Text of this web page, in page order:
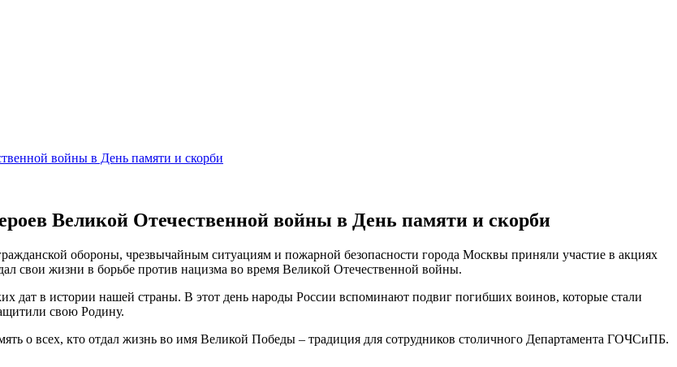
войны в День памяти и скорби
Великой Отечественной войны в День памяти и скорби
обороны, чрезвычайным ситуациям и пожарной безопасности города Москвы приняли участие в акциях
свои жизни в борьбе против нацизма во время Великой Отечественной войны.
дат в истории нашей страны. В этот день народы России вспоминают подвиг погибших воинов, которые стали
свою Родину.
о всех, кто отдал жизнь во имя Великой Победы – традиция для сотрудников столичного Департамента ГОЧСиПБ.